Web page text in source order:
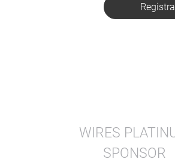
WIRES
SPONSOR